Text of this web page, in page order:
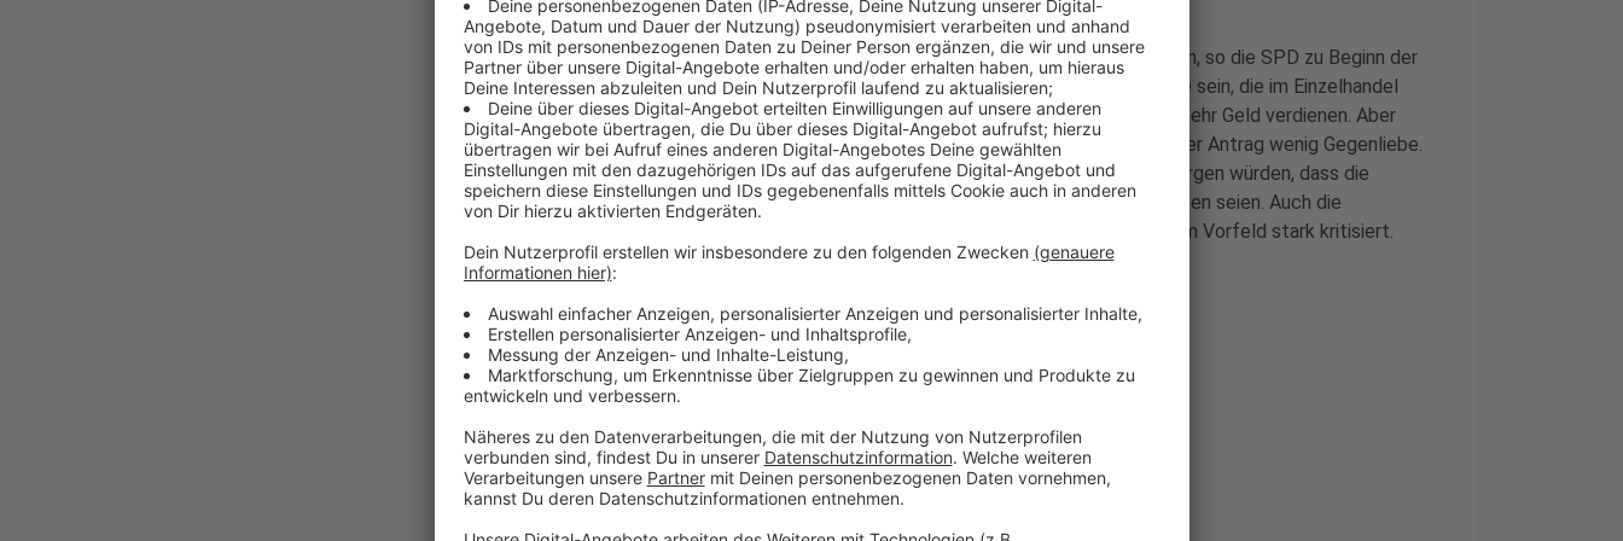
Ein Beschluss mit deutschlandweiter Signalwirkung könne das sein, so die SPD zu Beginn der
Diskussion. Ihre Argumente: der Sonntag solle ein Ruhetag für alle sein, die im Einzelhandel
arbeiten. Außerdem würden die Läden durch die Sonntage nicht mehr Geld verdienen. Aber
schnell wurde klar: bei den anderen Fraktionen im Stadtrat fand der Antrag wenig Gegenliebe.
Es gehe schließlich nur um ein paar Sonntage im Jahr, die dafür sorgen würden, dass die
Fußgängerzonen in unserer Stadt nicht jeden Sonntag ausgestorben seien. Auch die
Werbegemeinschaften und der Handelsverband hatten die Idee im Vorfeld stark kritisiert.
Mehr Meldungen aus Leverkusen
Anzeige
Einbruchs-Prävention für Handwerksbetriebe
Behinderungen auf Leverkusener Europaring